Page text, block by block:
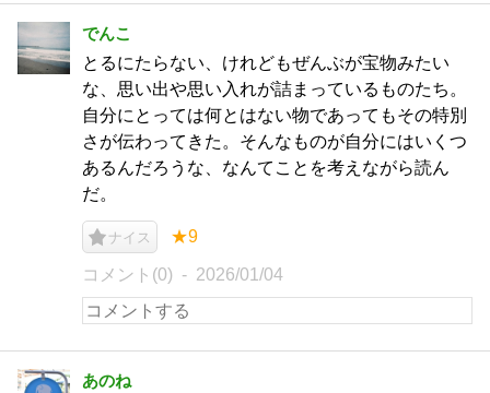
でんこ
とるにたらない、けれどもぜんぶが宝物みたい
な、思い出や思い入れが詰まっているものたち。
自分にとっては何とはない物であってもその特別
さが伝わってきた。そんなものが自分にはいくつ
あるんだろうな、なんてことを考えながら読ん
だ。
ナイス ★9
コメント(0) 2026/01/04
あのね